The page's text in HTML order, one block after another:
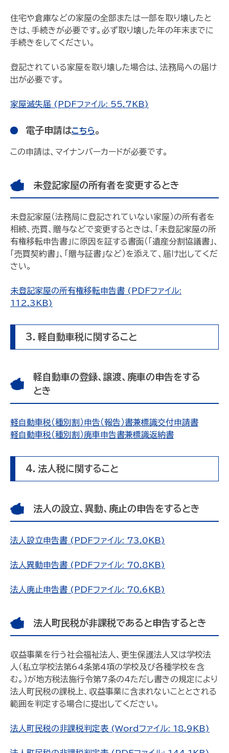
住宅や倉庫などの家屋の全部または一部を取り壊したと
きは、手続きが必要です。必ず取り壊した年の年末までに
手続きをしてください。
登記されている家屋を取り壊した場合は、法務局への届け
出が必要です。
家屋滅失届 (PDFファイル: 55.7KB)
電子申請はこちら。
この申請は、マイナンバーカードが必要です。
未登記家屋の所有者を変更するとき
未登記家屋（法務局に登記されていない家屋）の所有者を
相続、売買、贈与などで変更するときは、「未登記家屋の所
有権移転申告書」に原因を証する書面（「遺産分割協議書」、
「売買契約書」、「贈与証書」など）を添えて、届け出してくだ
さい。
未登記家屋の所有権移転申告書 (PDFファイル:
112.3KB)
3．軽自動車税に関すること
軽自動車の登録、譲渡、廃車の申告をする
とき
軽自動車税（種別割）申告（報告）書兼標識交付申請書
軽自動車税（種別割）廃車申告書兼標識返納書
4．法人税に関すること
法人の設立、異動、廃止の申告をするとき
法人設立申告書 (PDFファイル: 73.0KB)
法人異動申告書 (PDFファイル: 70.8KB)
法人廃止申告書 (PDFファイル: 70.6KB)
法人町民税が非課税であると申告するとき
収益事業を行う社会福祉法人、更生保護法人又は学校法
人（私立学校法第64条第4項の学校及び各種学校を含
む。）が地方税法施行令第7条の4ただし書きの規定により
法人町民税の課税上、収益事業に含まれないこととされる
範囲を判定する場合に提出してください。
法人町民税の非課税判定表 (Wordファイル: 18.9KB)